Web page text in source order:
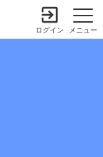
メニュー
ログイン